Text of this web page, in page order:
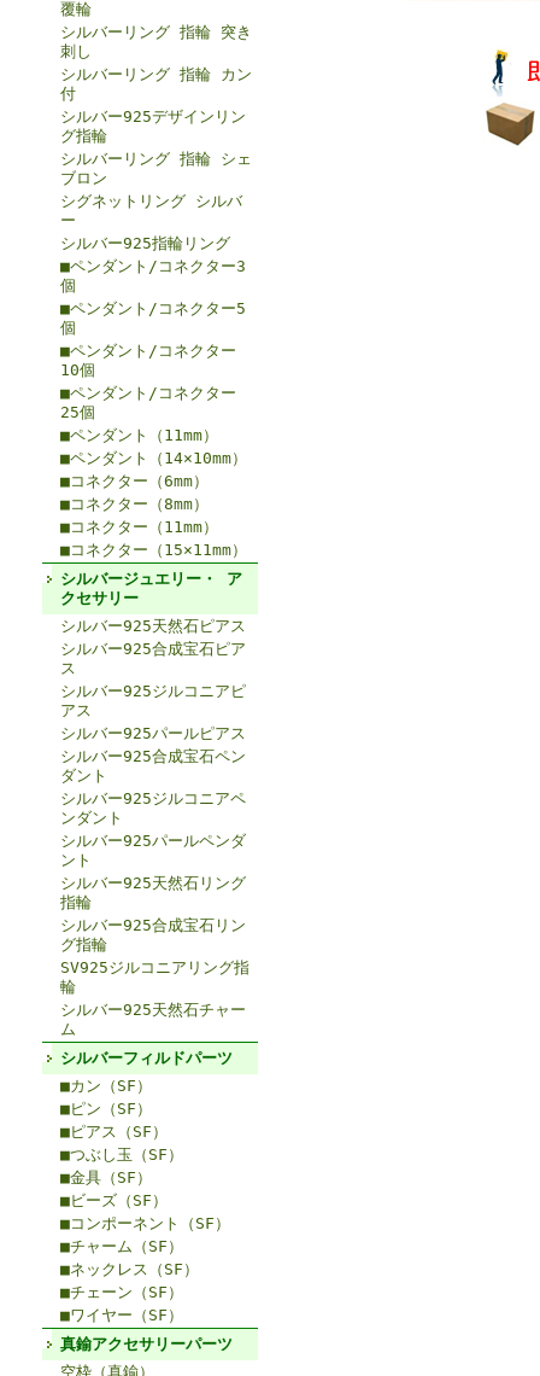
覆輪
シルバーリング 指輪 突き
刺し
シルバーリング 指輪 カン
付
シルバー925デザインリン
グ指輪
シルバーリング 指輪 シェ
ブロン
シグネットリング シルバ
ー
シルバー925指輪リング
■ペンダント/コネクター3
個
■ペンダント/コネクター5
個
■ペンダント/コネクター
10個
■ペンダント/コネクター
25個
■ペンダント（11mm）
■ペンダント（14×10mm）
■コネクター（6mm）
■コネクター（8mm）
■コネクター（11mm）
■コネクター（15×11mm）
シルバージュエリー・ ア
クセサリー
シルバー925天然石ピアス
シルバー925合成宝石ピア
ス
シルバー925ジルコニアピ
アス
シルバー925パールピアス
シルバー925合成宝石ペン
ダント
シルバー925ジルコニアペ
ンダント
シルバー925パールペンダ
ント
シルバー925天然石リング
指輪
シルバー925合成宝石リン
グ指輪
SV925ジルコニアリング指
輪
シルバー925天然石チャー
ム
シルバーフィルドパーツ
■カン（SF）
■ピン（SF）
■ピアス（SF）
■つぶし玉（SF）
■金具（SF）
■ビーズ（SF）
■コンポーネント（SF）
■チャーム（SF）
■ネックレス（SF）
■チェーン（SF）
■ワイヤー（SF）
真鍮アクセサリーパーツ
空枠（真鍮）